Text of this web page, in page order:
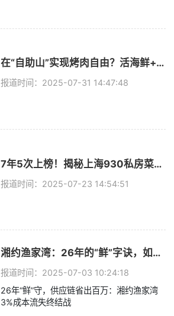
在“自助山”实现烤肉自由？活海鲜+原切肉的背后，竟有它的功劳？
报道时间：2025-07-31 14:47:48
7年5次上榜！揭秘上海930私房菜逆势增长的“稳赢秘籍”
报道时间：2025-07-23 14:54:51
湘约渔家湾：26年的“鲜”字诀，如今靠它锁住3%流失的成本
报道时间：2025-07-03 10:24:18
26年“鲜”守，供应链省出百万：湘约渔家湾
3%成本流失终结战